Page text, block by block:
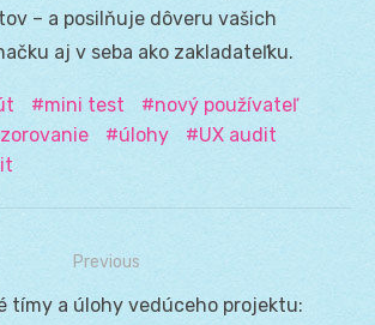
– a posilňuje dôveru vašich
aj v seba ako zakladateľku.
mini test
nový používateľ
úlohy
UX audit
Previous
tímy a úlohy vedúceho projektu: